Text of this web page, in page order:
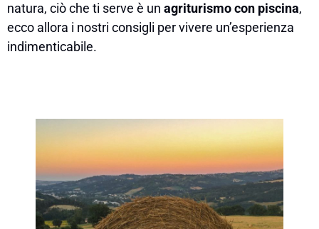
natura, ciò che ti serve è un agriturismo con piscina,
ecco allora i nostri consigli per vivere un’esperienza
indimenticabile.